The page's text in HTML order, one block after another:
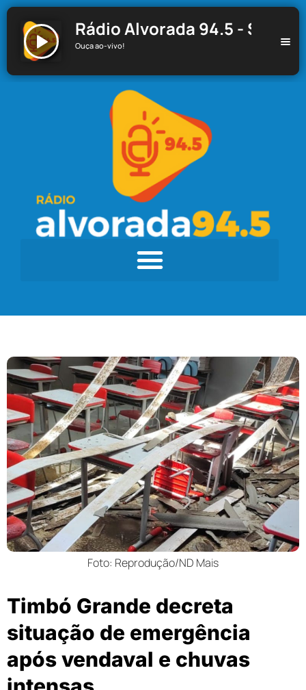
Rádio Alvorada 94.5 - Santa
Ouça ao-vivo!
Foto: Reprodução/ND Mais
Timbó Grande decreta
situação de emergência
após vendaval e chuvas